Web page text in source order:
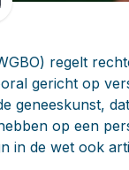
naar
regelt
gericht op
geneeskunst,
op een
in de wet ook